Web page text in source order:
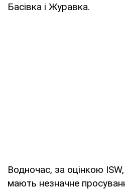
Басівка і Журавка.
Водночас, за оцінкою
мають незначне